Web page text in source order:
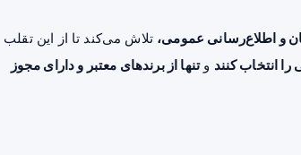
و اطلاع‌رسانی عمومی، تلاش می‌کند تا از این تقلب
انتخاب کنند وتنها از برندهای معتبر و دارای مجوز